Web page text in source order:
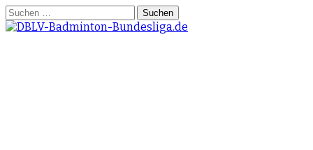
Springe
zum
Suchen
nach: